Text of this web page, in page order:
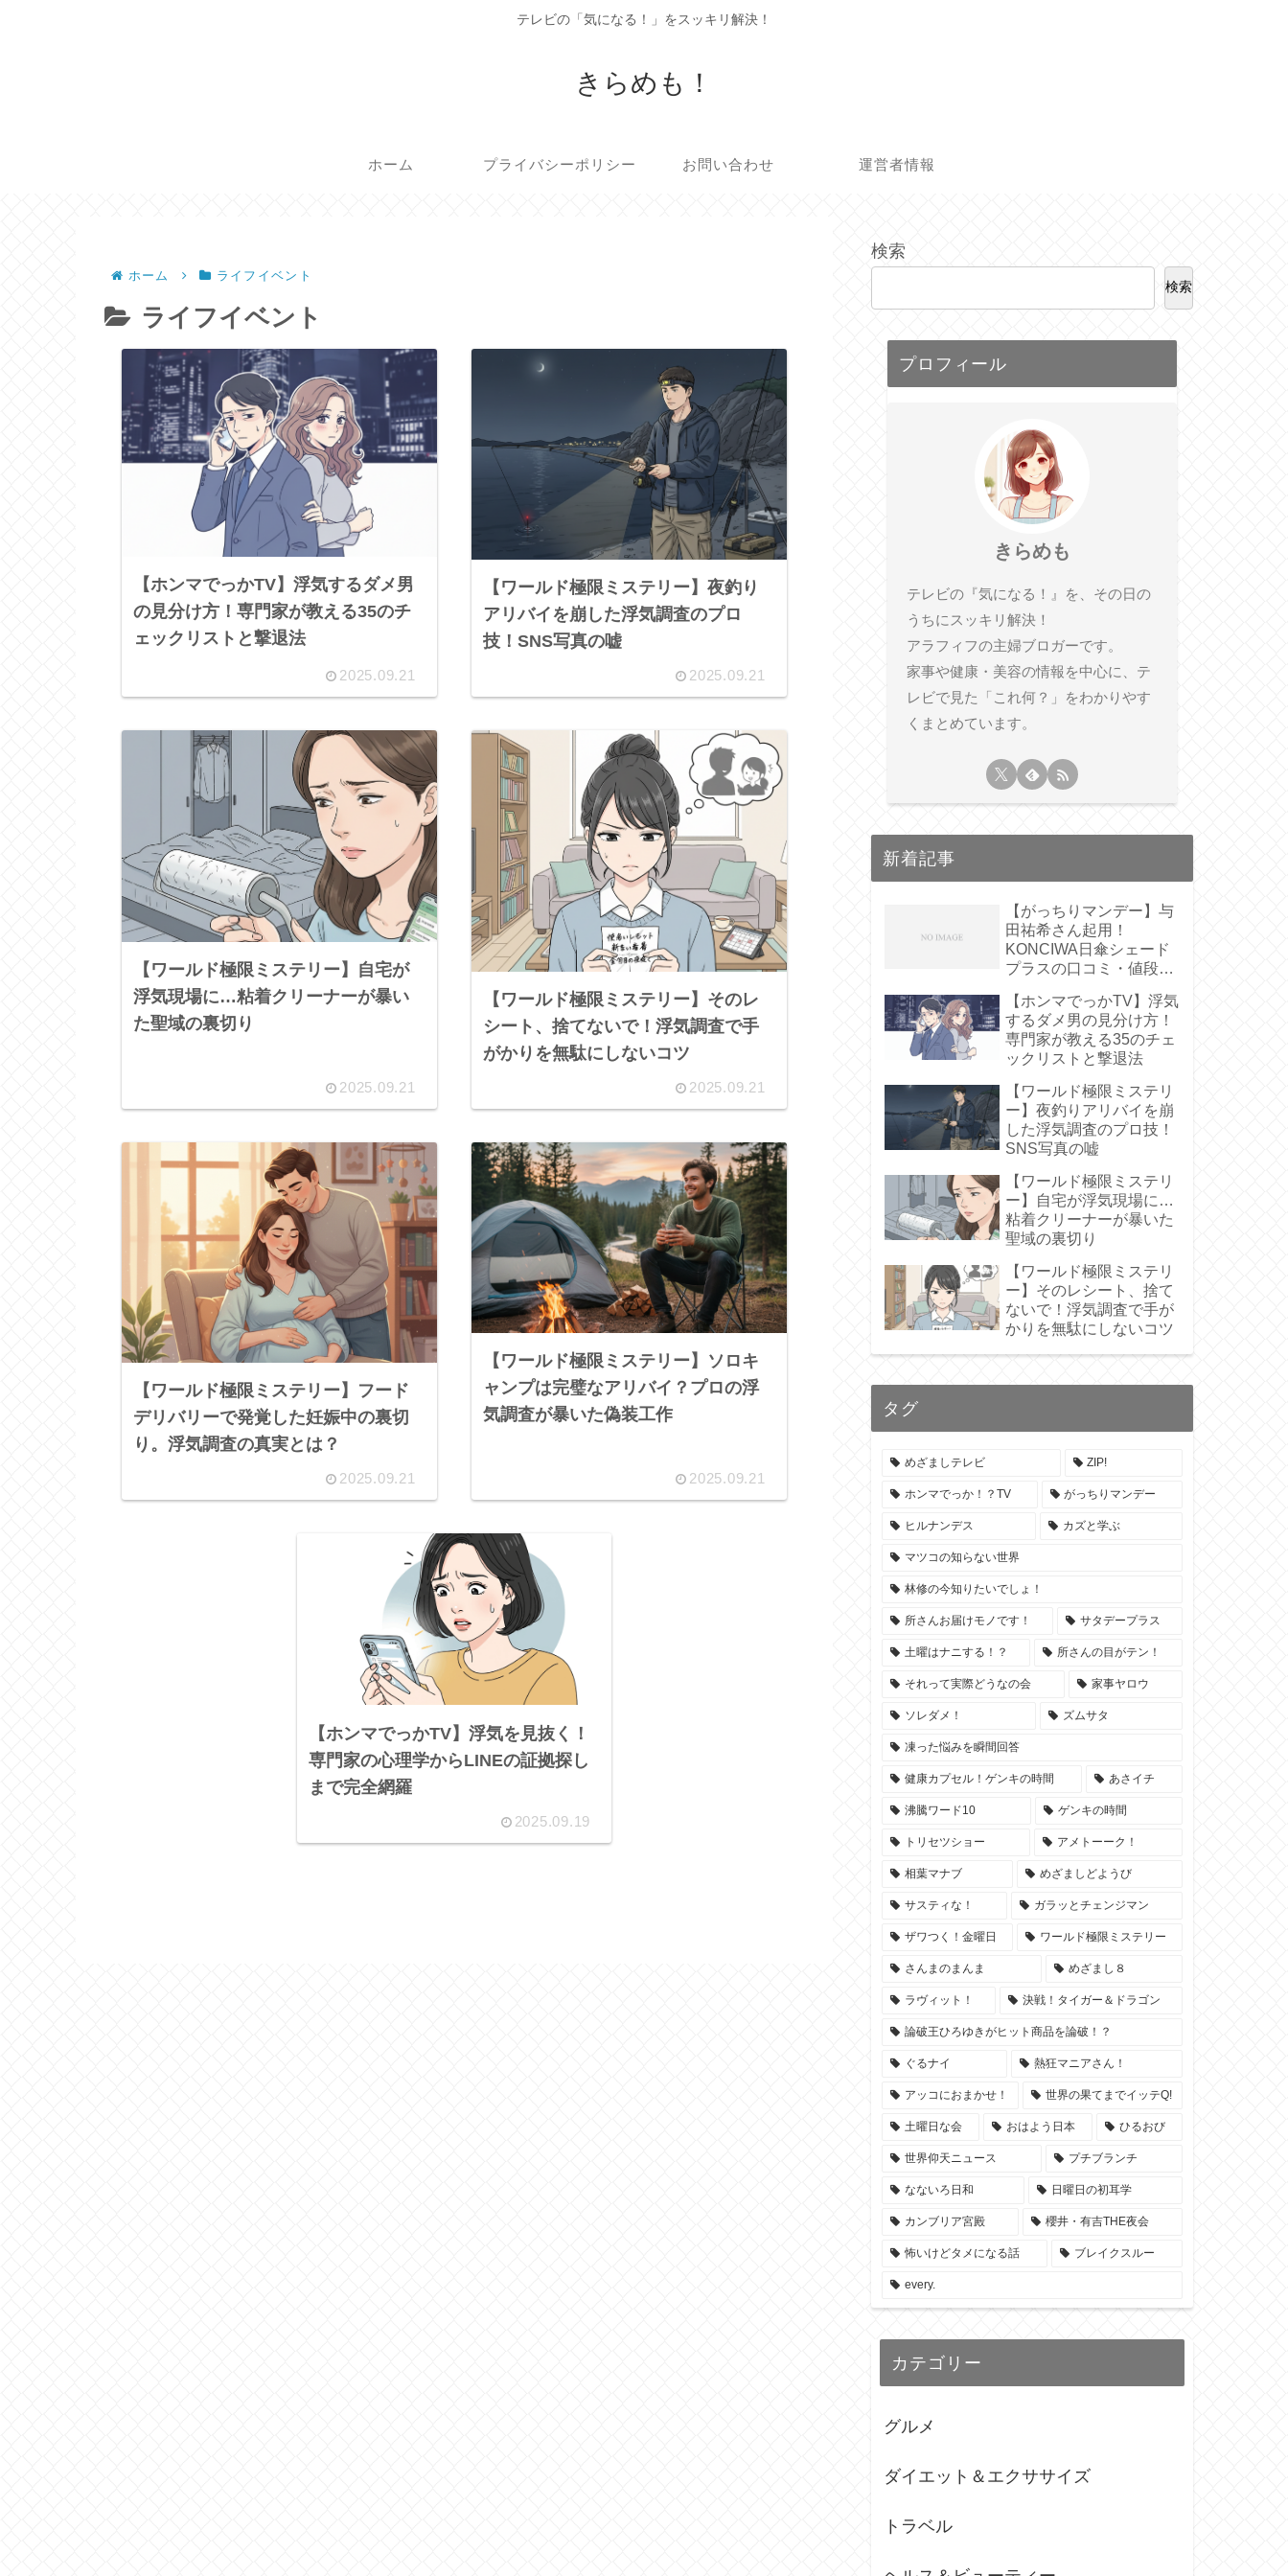
テレビの「気になる！」をスッキリ解決！
きらめも！
ホーム プライバシーポリシー お問い合わせ 運営者情報
ホーム ライフイベント
ライフイベント
【ホンマでっかTV】浮気するダメ男
の見分け方！専門家が教える35のチ
ェックリストと撃退法
2025.09.21
【ワールド極限ミステリー】夜釣り
アリバイを崩した浮気調査のプロ
技！SNS写真の嘘
2025.09.21
【ワールド極限ミステリー】自宅が
浮気現場に…粘着クリーナーが暴い
た聖域の裏切り
2025.09.21
【ワールド極限ミステリー】そのレ
シート、捨てないで！浮気調査で手
がかりを無駄にしないコツ
2025.09.21
【ワールド極限ミステリー】フード
デリバリーで発覚した妊娠中の裏切
り。浮気調査の真実とは？
2025.09.21
【ワールド極限ミステリー】ソロキ
ャンプは完璧なアリバイ？プロの浮
気調査が暴いた偽装工作
2025.09.21
【ホンマでっかTV】浮気を見抜く！
専門家の心理学からLINEの証拠探し
まで完全網羅
2025.09.19
検索
検索
プロフィール
きらめも
テレビの『気になる！』を、その日の
うちにスッキリ解決！
アラフィフの主婦ブロガーです。
家事や健康・美容の情報を中心に、テ
レビで見た「これ何？」をわかりやす
くまとめています。
新着記事
【がっちりマンデー】与
田祐希さん起用！
KONCIWA日傘シェード
プラスの口コミ・値段
【ホンマでっかTV】浮気
するダメ男の見分け方！
専門家が教える35のチェ
ックリストと撃退法
【ワールド極限ミステリ
ー】夜釣りアリバイを崩
した浮気調査のプロ技！
SNS写真の嘘
【ワールド極限ミステリ
ー】自宅が浮気現場に…
粘着クリーナーが暴いた
聖域の裏切り
【ワールド極限ミステリ
ー】そのレシート、捨て
ないで！浮気調査で手が
かりを無駄にしないコツ
タグ
めざましテレビ ZIP!
ホンマでっか！？TV がっちりマンデー
ヒルナンデス カズと学ぶ
マツコの知らない世界
林修の今知りたいでしょ！
所さんお届けモノです！ サタデープラス
土曜はナニする！？ 所さんの目がテン！
それって実際どうなの会 家事ヤロウ
ソレダメ！ ズムサタ
凍った悩みを瞬間回答
健康カプセル！ゲンキの時間 あさイチ
沸騰ワード10 ゲンキの時間
トリセツショー アメトーーク！
相葉マナブ めざましどようび
サスティな！ ガラッとチェンジマン
ザワつく！金曜日 ワールド極限ミステリー
さんまのまんま めざまし８
ラヴィット！ 決戦！タイガー＆ドラゴン
論破王ひろゆきがヒット商品を論破！？
ぐるナイ 熱狂マニアさん！
アッコにおまかせ！ 世界の果てまでイッテQ!
土曜日な会 おはよう日本 ひるおび
世界仰天ニュース プチブランチ
なないろ日和 日曜日の初耳学
カンブリア宮殿 櫻井・有吉THE夜会
怖いけどタメになる話 ブレイクスルー
every.
カテゴリー
グルメ
ダイエット＆エクササイズ
トラベル